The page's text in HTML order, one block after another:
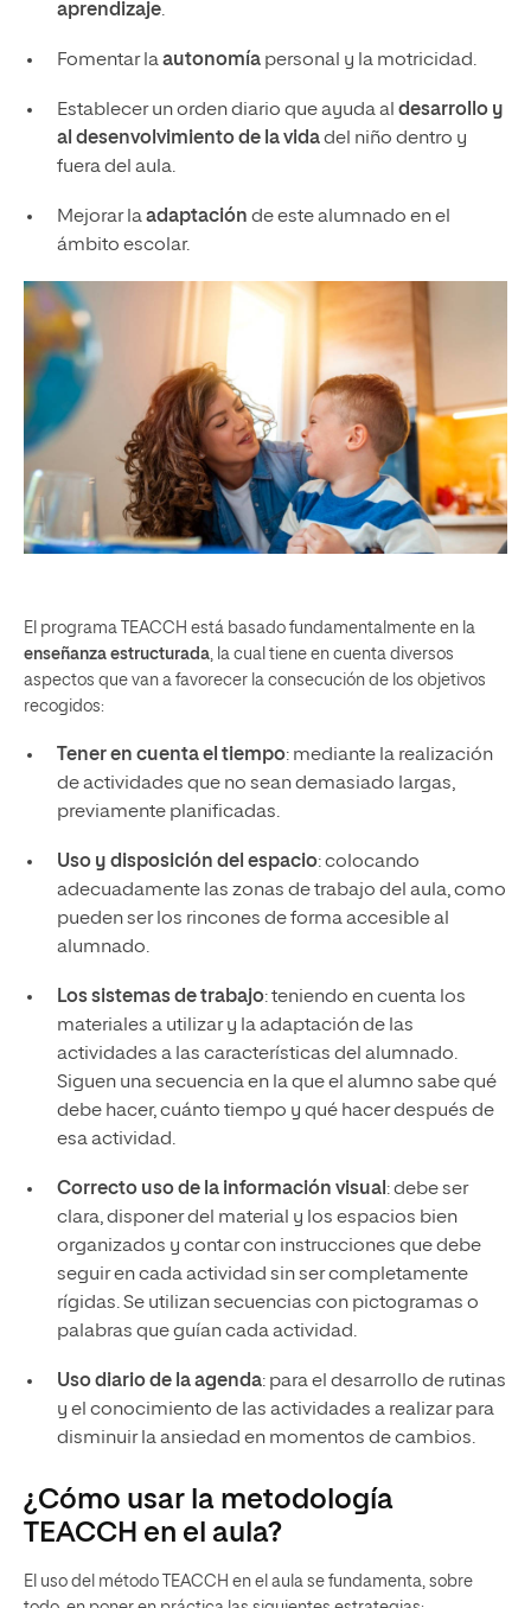
aprendizaje.
Fomentar laautonomíapersonal y la motricidad.
Establecer un orden diario que ayuda al desarrollo y
al desenvolvimiento de la vidadel niño dentro y
fuera del aula.
Mejorar laadaptación de este alumnado en el
ámbito escolar.
El programa TEACCH está basado fundamentalmente en la
enseñanza estructurada , la cual tiene en cuenta diversos
aspectos que van a favorecer la consecución de los objetivos
recogidos:
Tener en cuenta el tiempo: mediante la realización
de actividades que no sean demasiado largas,
previamente planificadas.
Uso y disposición del espacio: colocando
adecuadamente las zonas de trabajo del aula, como
pueden ser los rincones de forma accesible al
alumnado.
Los sistemas de trabajo: teniendo en cuenta los
materiales a utilizar y la adaptación de las
actividades a las características del alumnado.
Siguen una secuencia en la que el alumno sabe qué
debe hacer, cuánto tiempo y qué hacer después de
esa actividad.
Correcto uso de la información visual : debe ser
clara, disponer del material y los espacios bien
organizados y contar con instrucciones que debe
seguir en cada actividad sin ser completamente
rígidas. Se utilizan secuencias con pictogramas o
palabras que guían cada actividad.
Uso diario de la agenda: para el desarrollo de rutinas
y el conocimiento de las actividades a realizar para
disminuir la ansiedad en momentos de cambios.
¿Cómo usar la metodología
TEACCH en el aula?
El uso del método TEACCH en el aula se fundamenta, sobre